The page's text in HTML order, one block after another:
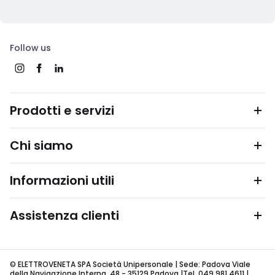
Follow us
Prodotti e servizi
Chi siamo
Informazioni utili
Assistenza clienti
© ELETTROVENETA SPA Società Unipersonale | Sede: Padova Viale